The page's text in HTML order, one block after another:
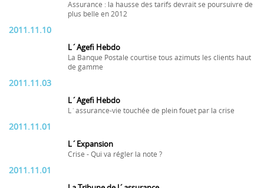
Assurance : la hausse des tarifs devrait se poursuivre de
plus belle en 2012
2011.11.10
L´Agefi Hebdo
La Banque Postale courtise tous azimuts les clients haut
de gamme
2011.11.03
L´Agefi Hebdo
L´assurance-vie touchée de plein fouet par la crise
2011.11.01
L´Expansion
Crise - Qui va régler la note ?
2011.11.01